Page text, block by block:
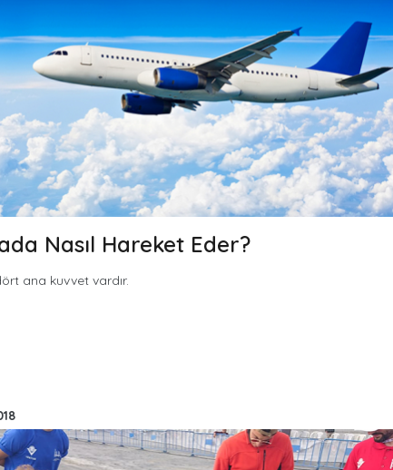
Nasıl Hareket Eder?
ana kuvvet vardır.